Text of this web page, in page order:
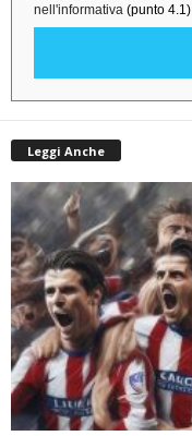
nell'informativa (punto 4.1).
Leggi Anche